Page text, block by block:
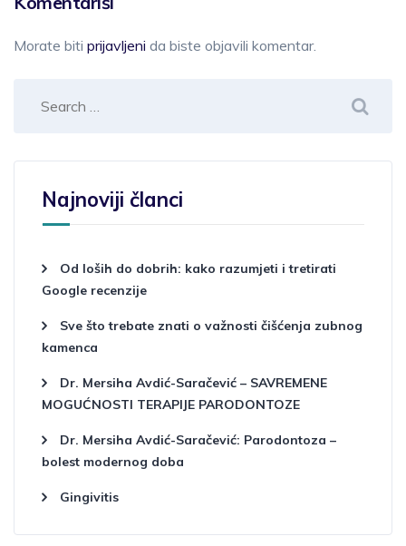
Morate biti prijavljeni da biste objavili komentar.
Najnoviji članci
Od loših do dobrih: kako razumjeti i tretirati
Google recenzije
Sve što trebate znati o važnosti čišćenja zubnog
kamenca
Dr. Mersiha Avdić-Saračević – SAVREMENE
MOGUĆNOSTI TERAPIJE PARODONTOZE
Dr. Mersiha Avdić-Saračević: Parodontoza –
bolest modernog doba
Gingivitis